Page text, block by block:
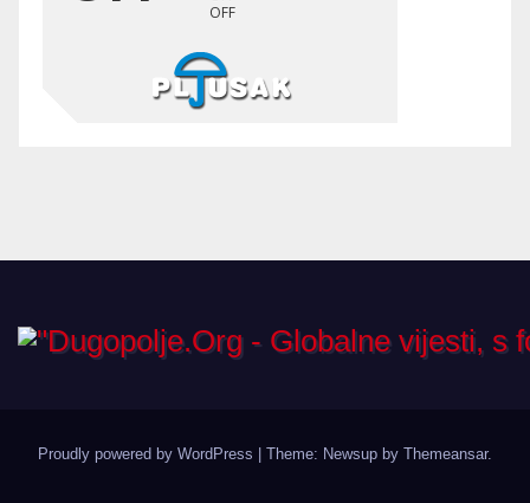
Proudly powered by WordPress Theme: Newsup by Themeansar.